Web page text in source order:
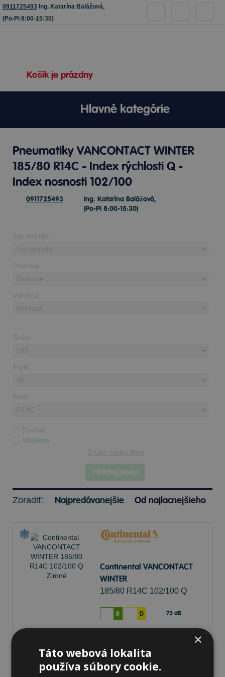
0911725493 Ing. Katarína Balážová,
(Po-Pi 8:00-15:30)
Košík je prázdny
Hlavné kategórie
Pneumatiky VANCONTACT WINTER
185/80 R14C - Index rýchlosti Q -
Index nosnosti 102/100
0911725493
Ing. Katarína Balážová,
(Po-Pi 8:00-15:30)
Typ vozidla:
Obdobie:
Výrobca:
Šírka:
Profil:
Ráfik:
Runflat
Skladom
Zrušiť všetky filtre
Hľadaj pneu
Zoradiť: Najpredávanejšie Od najlacnejšieho
Continental VANCONTACT
WINTER
185/80 R14C 102/100 Q
B D 73 dB
K odberu na 17 pobočkách
125,15 € ks
×
Táto webová lokalita
používa súbory cookie.